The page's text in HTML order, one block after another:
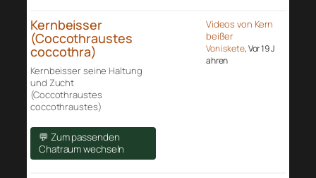
Kernbeisser
(Coccothraustes
coccothra)
Kernbeisser seine Haltung
und Zucht
(Coccothraustes
coccothraustes)
💬 Zum passenden
Chatraum wechseln
Videos von Kern
beißer
Von iskete, Vor 19 J
ahren